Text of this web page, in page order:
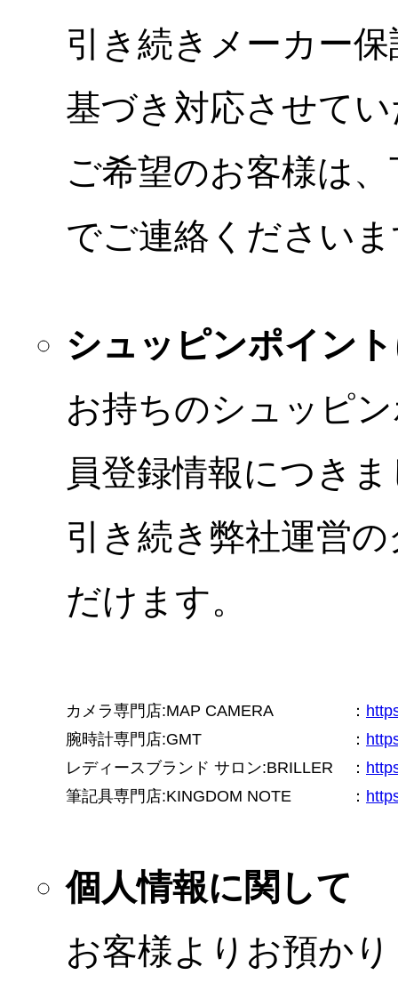
引き続きメーカー
基づき対応させて
ご希望のお客様は
でご連絡ください
シュッピンポイン
お持ちのシュッピ
員登録情報につき
引き続き弊社運営
だけます。
カメラ専門店:MAP CAMERA ：
腕時計専門店:GMT
：
レディースブランド サロン:BRILLER
：
筆記具専門店:KINGDOM NOTE
：
個人情報に関して
お客様よりお預か